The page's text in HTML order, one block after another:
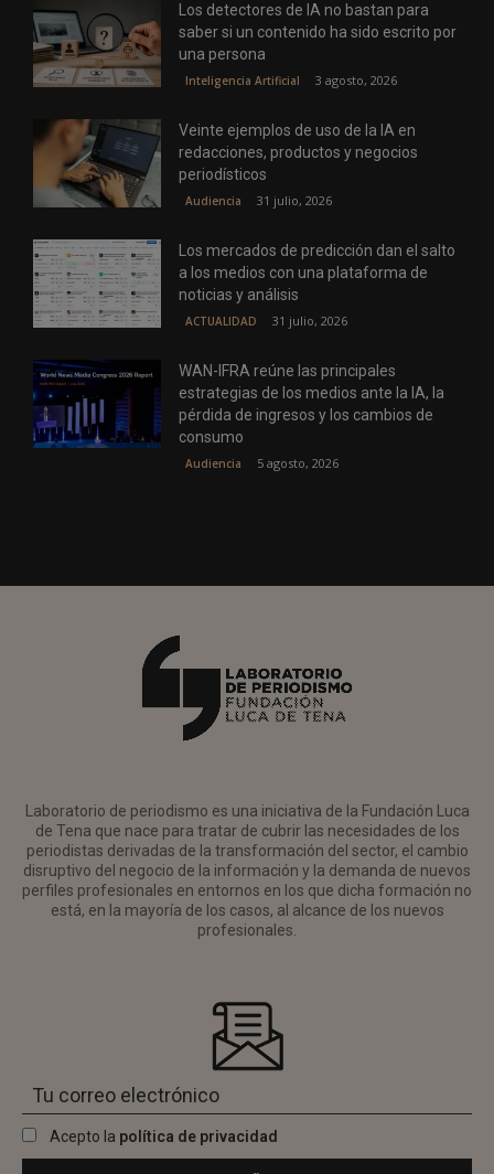
Los detectores de IA no bastan para
saber si un contenido ha sido escrito por
una persona
Inteligencia Artificial 3 agosto, 2026
Veinte ejemplos de uso de la IA en
redacciones, productos y negocios
periodísticos
Audiencia 31 julio, 2026
Los mercados de predicción dan el salto
a los medios con una plataforma de
noticias y análisis
ACTUALIDAD 31 julio, 2026
WAN-IFRA reúne las principales
estrategias de los medios ante la IA, la
pérdida de ingresos y los cambios de
consumo
Audiencia 5 agosto, 2026
Laboratorio de periodismo es una iniciativa de la Fundación Luca
de Tena que nace para tratar de cubrir las necesidades de los
periodistas derivadas de la transformación del sector, el cambio
disruptivo del negocio de la información y la demanda de nuevos
perfiles profesionales en entornos en los que dicha formación no
está, en la mayoría de los casos, al alcance de los nuevos
profesionales.
Acepto la política de privacidad